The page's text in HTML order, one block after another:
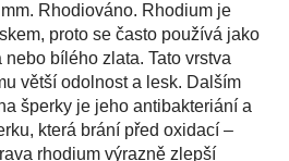
Rhodiováno. Rhodium je
proto se často používá jako
bílého zlata. Tato vrstva
větší odolnost a lesk. Dalším
šperky je jeho antibakteriání a
která brání před oxidací –
rhodium výrazně zlepší